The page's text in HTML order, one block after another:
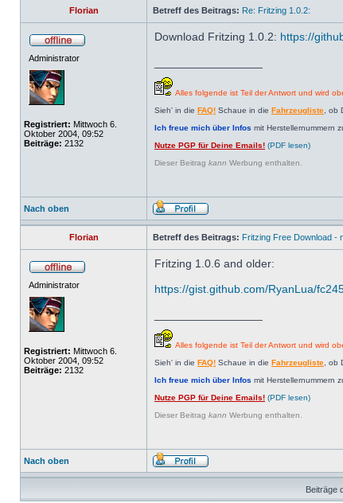
Florian Betreff des Beitrags: Re: Fritzing 1.0.2:
Administrator
Registriert: Mittwoch 6.
Oktober 2004, 09:52
Beiträge: 2132
Download Fritzing 1.0.2: https://
Alles folgende ist Teil der Antwort und wird
Sieh' in die FAQ! Schaue in die Fahrzeugliste , ob
Ich freue mich über Infos mit Herstellernummern
Nutze PGP für Deine Emails! (PDF lesen)
Dieser Beitrag kann Werbung enthalten.
Nach oben
Florian Betreff des Beitrags: Fritzing Free Download -
Administrator
Registriert: Mittwoch 6.
Oktober 2004, 09:52
Beiträge: 2132
Fritzing 1.0.6 and older:
https://gist.github.com/RyanLua/
Alles folgende ist Teil der Antwort und wird
Sieh' in die FAQ! Schaue in die Fahrzeugliste , ob
Ich freue mich über Infos mit Herstellernummern
Nutze PGP für Deine Emails! (PDF lesen)
Dieser Beitrag kann Werbung enthalten.
Nach oben
Beiträge